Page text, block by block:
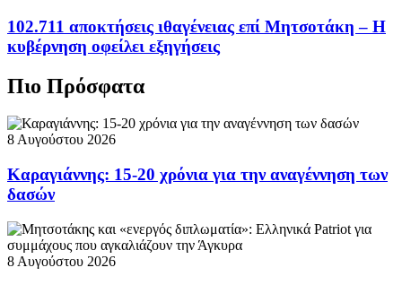
102.711 αποκτήσεις ιθαγένειας επί Μητσοτάκη – Η
κυβέρνηση οφείλει εξηγήσεις
Πιο Πρόσφατα
8 Αυγούστου 2026
Καραγιάννης: 15-20 χρόνια για την αναγέννηση των
δασών
8 Αυγούστου 2026